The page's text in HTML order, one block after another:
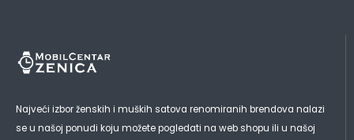
Najveći izbor ženskih i muških satova renomiranih brendova nalazi
se u našoj ponudi koju možete pogledati na web shopu ili u našoj